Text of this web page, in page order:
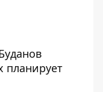
планирует